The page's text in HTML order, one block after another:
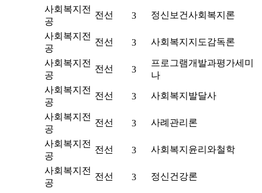
사회복지전
공
전선 3 정신보건사회복지론
사회복지전
공
전선 3 사회복지지도감독론
사회복지전
공
전선 3
프로그램개발과평가세미
나
사회복지전
공
전선 3 사회복지발달사
사회복지전
공
전선 3 사례관리론
사회복지전
공
전선 3 사회복지윤리와철학
사회복지전
공
전선 3 정신건강론